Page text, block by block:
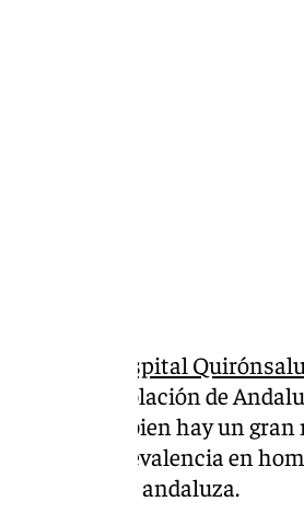
Hospital
25% de la población de
(AOS), si bien hay un
La prevalencia en
la población andaluza.